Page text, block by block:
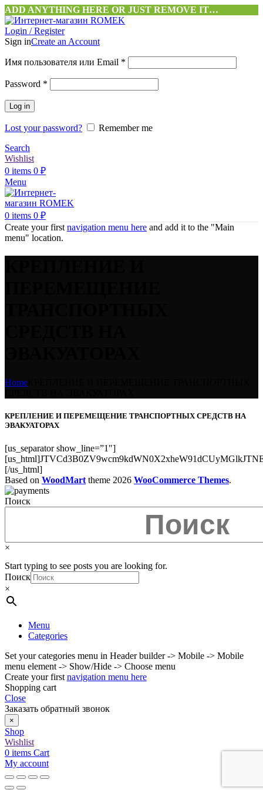
ADD ANYTHING HERE OR JUST REMOVE IT…
Login / Register
Sign inCreate an Account
Имя пользователя или Email *
Password *
Log in
Lost your password?
Remember me
Search
Wishlist
0 items 0 ₽
Menu
0 items 0 ₽
Create your first navigation menu here and add it to the "Main
menu" location.
Home
КРЕПЛЕНИЕ И ПЕРЕМЕЩЕНИЕ ТРАНСПОРТНЫХ СРЕДСТВ НА
ЭВАКУАТОРАХ
[us_separator show_line=”1″]
[/us_html]
Based on WoodMart theme 2026 WooCommerce Themes.
Поиск
×
Start typing to see posts you are looking for.
Поиск
×
Menu
Categories
Set your categories menu in Header builder -> Mobile -> Mobile
menu element -> Show/Hide -> Choose menu
Create your first navigation menu here
Shopping cart
Close
Заказать обратный звонок
×
Shop
Wishlist
0 items Cart
My account